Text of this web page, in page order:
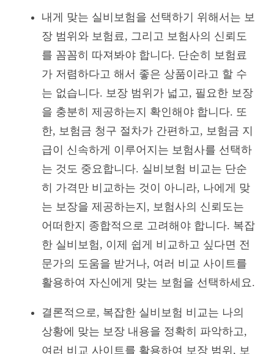
내게 맞는 실비보험을 선택하기 위해서는 보
장 범위와 보험료, 그리고 보험사의 신뢰도
를 꼼꼼히 따져봐야 합니다. 단순히 보험료
가 저렴하다고 해서 좋은 상품이라고 할 수
는 없습니다. 보장 범위가 넓고, 필요한 보장
을 충분히 제공하는지 확인해야 합니다. 또
한, 보험금 청구 절차가 간편하고, 보험금 지
급이 신속하게 이루어지는 보험사를 선택하
는 것도 중요합니다. 실비보험 비교는 단순
히 가격만 비교하는 것이 아니라, 나에게 맞
는 보장을 제공하는지, 보험사의 신뢰도는
어떠한지 종합적으로 고려해야 합니다. 복잡
한 실비보험, 이제 쉽게 비교하고 싶다면 전
문가의 도움을 받거나, 여러 비교 사이트를
활용하여 자신에게 맞는 보험을 선택하세요.
결론적으로, 복잡한 실비보험 비교는 나의
상황에 맞는 보장 내용을 정확히 파악하고,
여러 비교 사이트를 활용하여 보장 범위, 보